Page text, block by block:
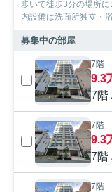
歩いて徒歩3分の場所にBIG BEANS West 本店
内設備は洗面所独立・
募集中の部屋
7階
9.3
7階
7階
9.3
7階
7階